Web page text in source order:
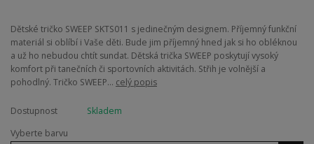
Dětské tričko SWEEP SKTS011 s jedinečným designem. Příjemný funkční
materiál si oblíbí i Vaše děti. Bude jim příjemný hned jak si ho obléknou
a už ho nebudou chtít sundat. Dětská trička SWEEP poskytují vysoký
komfort při tanečních či sportovních aktivitách. Střih je volnější a
pohodlný. Tričko SWEEP... celý popis
Dostupnost
Skladem
Vyberte barvu